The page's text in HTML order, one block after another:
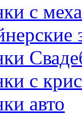
с
с
авто